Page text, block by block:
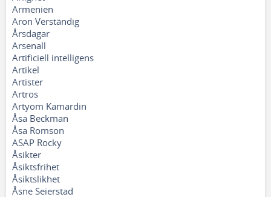
Armenien
Aron Verständig
Årsdagar
Arsenall
Artificiell intelligens
Artikel
Artister
Artros
Artyom Kamardin
Åsa Beckman
Åsa Romson
ASAP Rocky
Åsikter
Åsiktsfrihet
Åsiktslikhet
Åsne Seierstad